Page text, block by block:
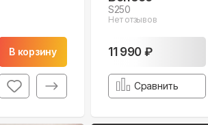
В корзину
S250
Нет отзывов
11 990 ₽
Сравнить